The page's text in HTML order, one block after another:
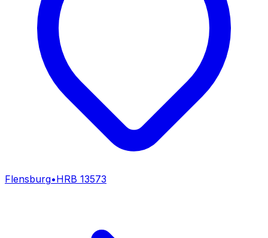
Flensburg•HRB 13573